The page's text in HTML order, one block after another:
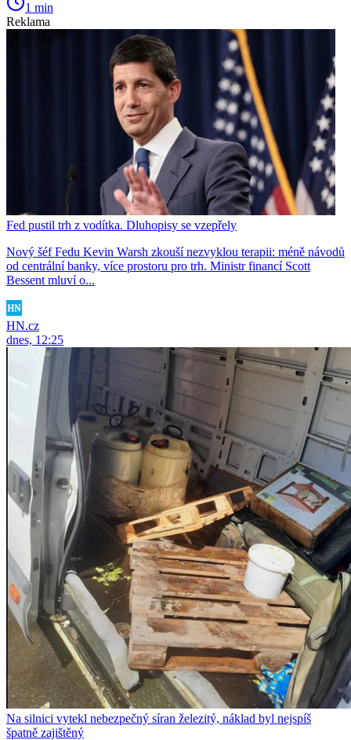
1 min
Reklama
Fed pustil trh z vodítka. Dluhopisy se vzepřely
Nový šéf Fedu Kevin Warsh zkouší nezvyklou terapii: méně návodů
od centrální banky, více prostoru pro trh. Ministr financí Scott
Bessent mluví o...
HN.cz
dnes, 12:25
Na silnici vytekl nebezpečný síran železitý, náklad byl nejspíš
špatně zajištěný